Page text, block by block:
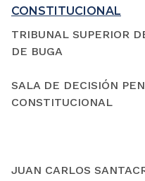
CONSTITUCIONAL
TRIBUNAL SUPERIOR
DE BUGA
SALA DE DECISIÓN
CONSTITUCIONAL
JUAN CARLOS